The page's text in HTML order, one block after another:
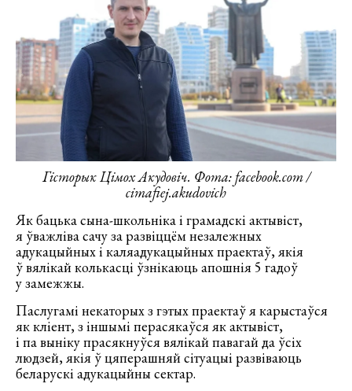
Гісторык Цімох Акудовіч. Фота: facebook.com /
cimafiej.akudovich
Як бацька сына-школьніка і грамадскі актывіст,
я ўважліва сачу за развіццём незалежных
адукацыйных і каляадукацыйных праектаў, якія
ў вялікай колькасці ўзнікаюць апошнія 5 гадоў
у замежжы.
Паслугамі некаторых з гэтых праектаў я карыстаўся
як кліент, з іншымі перасякаўся як актывіст,
і па выніку прасякнуўся вялікай павагай да ўсіх
людзей, якія ў цяперашняй сітуацыі развіваюць
беларускі адукацыйны сектар.